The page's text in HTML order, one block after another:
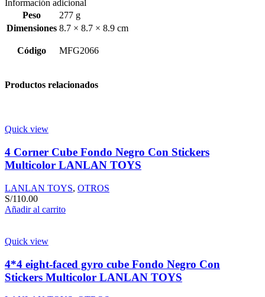
Información adicional
Peso
277 g
Dimensiones 8.7 × 8.7 × 8.9 cm
Código MFG2066
Productos relacionados
Quick view
4 Corner Cube Fondo Negro Con Stickers
Multicolor LANLAN TOYS
LANLAN TOYS, OTROS
S/110.00
Añadir al carrito
Quick view
4*4 eight-faced gyro cube Fondo Negro Con
Stickers Multicolor LANLAN TOYS